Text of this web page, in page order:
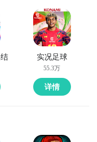
器
然就是需要在电脑上
玩家们是第一次下载
安装模拟器，仅此一
实况足球
55.3万
详情